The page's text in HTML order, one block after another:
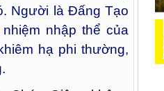
Người là Đấng Tạo
nhập thể của
hạ phi thường,